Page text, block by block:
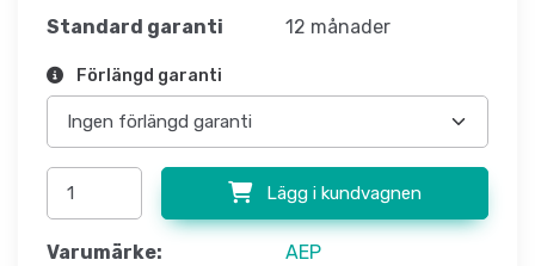
Standard garanti 12 månader
Förlängd garanti
Lägg i kundvagnen
Varumärke: AEP